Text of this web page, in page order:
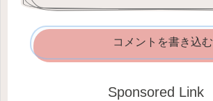
コメントを書き込む
Sponsored Link